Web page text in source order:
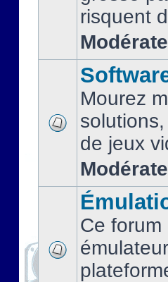
risquent
Mourez
de jeux
Ce